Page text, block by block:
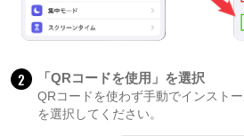
2 「QRコードを使用」を選択
QRコードを使わず手動でインスト
を選択してください。